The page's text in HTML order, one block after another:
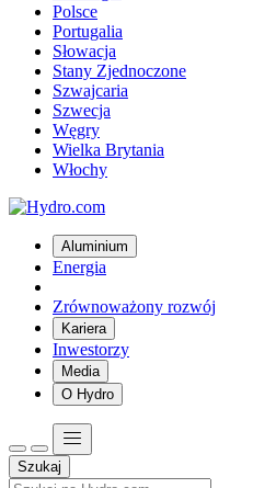
Polsce
Portugalia
Słowacja
Stany Zjednoczone
Szwajcaria
Szwecja
Węgry
Wielka Brytania
Włochy
Aluminium
Energia
Zrównoważony rozwój
Kariera
Inwestorzy
Media
O Hydro
Szukaj